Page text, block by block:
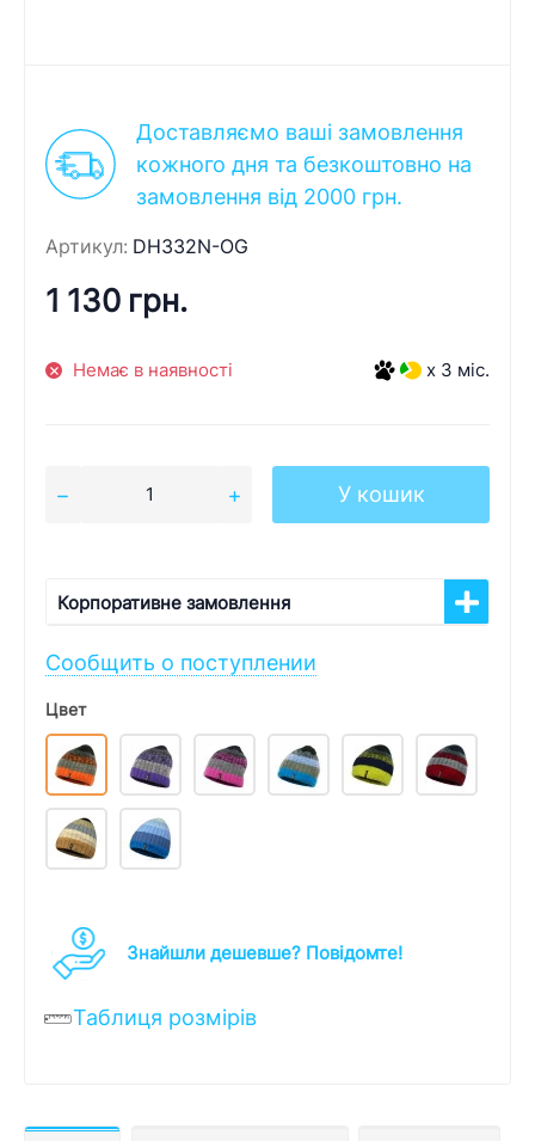
Доставляємо ваші замовлення
кожного дня та безкоштовно на
замовлення від 2000 грн.
Артикул: DH332N-OG
1 130 грн.
Немає в наявності x 3 міс.
У кошик
Корпоративне замовлення
Сообщить о поступлении
Цвет
Знайшли дешевше? Повідомте!
Таблиця розмірів